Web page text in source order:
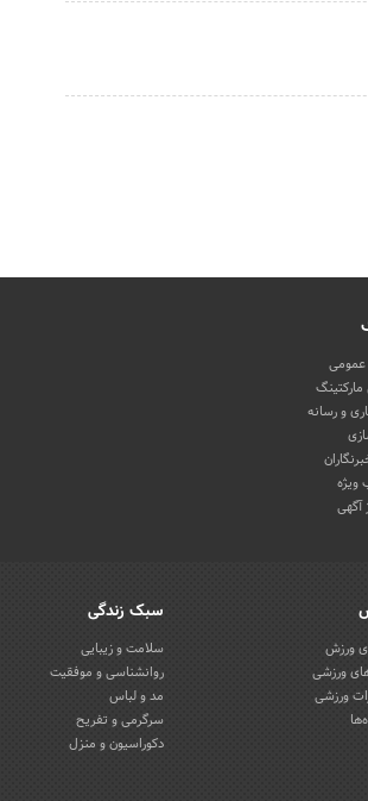
عمومی
مارکتینگ
و رسانه
ویژه
آگهی
ورزش
ورزشی
ورزشی
سبک زندگی
سلامت و زیبایی
روانشناسی و موفقیت
مد و لباس
سرگرمی و تفریح
دکوراسیون و منزل